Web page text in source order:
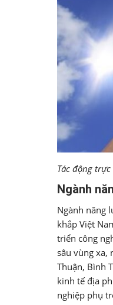
Tác động
Ngành
Ngành năng
khắp Việt
triển công
sâu vùng xa,
Thuận, Bình
kinh tế địa
nghiệp phụ